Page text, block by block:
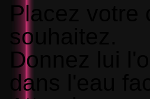
Placez
souhaitez.
Donnez lui
dans l'eau